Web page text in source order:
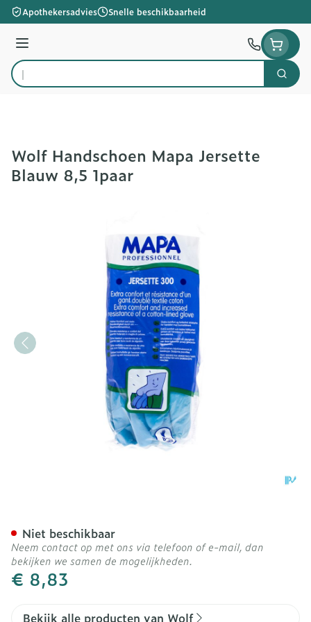
Ga naar de inhoud
Apothekersadvies Snelle beschikbaarheid
Menu
Product, merk, categorie...
Zoek
Wolf Handschoen Mapa Jersette
Blauw 8,5 1paar
€ 8,83
Niet beschikbaar
Neem contact op met ons via telefoon of e-mail, dan
bekijken we samen de mogelijkheden.
Bekijk alle producten van Wolf